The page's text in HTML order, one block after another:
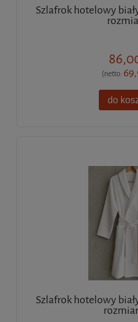
Szlafrok hotelowy
(netto:
do
Szlafrok hotelowy